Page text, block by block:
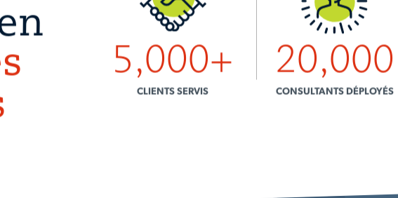
5,000+
CLIENTS SERVIS
20,000
CONSULTANTS DÉPLOYÉS